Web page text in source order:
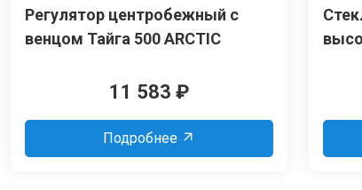
Регулятор центробежный с
венцом Тайга 500 ARCTIC
11 583 ₽
Подробнее